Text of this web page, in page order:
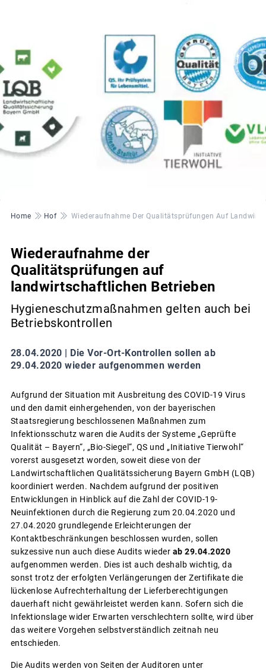
Pfadnavigation
Home Hof Wiederaufnahme Der Qualitätsprüfungen Auf
Wiederaufnahme der
Qualitätsprüfungen auf
landwirtschaftlichen Betrieben
Hygieneschutzmaßnahmen gelten auch bei
Betriebskontrollen
28.04.2020 | Die Vor-Ort-Kontrollen sollen ab
29.04.2020 wieder aufgenommen werden
Aufgrund der Situation mit Ausbreitung des COVID-19 Virus
und den damit einhergehenden, von der bayerischen
Staatsregierung beschlossenen Maßnahmen zum
Infektionsschutz waren die Audits der Systeme „Geprüfte
Qualität – Bayern“, „Bio-Siegel“, QS und „Initiative Tierwohl“
vorerst ausgesetzt worden, soweit diese von der
Landwirtschaftlichen Qualitätssicherung Bayern GmbH (LQB)
koordiniert werden. Nachdem aufgrund der positiven
Entwicklungen in Hinblick auf die Zahl der COVID-19-
Neuinfektionen durch die Regierung zum 20.04.2020 und
27.04.2020 grundlegende Erleichterungen der
Kontaktbeschränkungen beschlossen wurden, sollen
sukzessive nun auch diese Audits wieder ab 29.04.2020
aufgenommen werden. Dies ist auch deshalb wichtig, da
sonst trotz der erfolgten Verlängerungen der Zertifikate die
lückenlose Aufrechterhaltung der Lieferberechtigungen
dauerhaft nicht gewährleistet werden kann. Sofern sich die
Infektionslage wider Erwarten verschlechtern sollte, wird über
das weitere Vorgehen selbstverständlich zeitnah neu
entschieden.
Die Audits werden von Seiten der Auditoren unter